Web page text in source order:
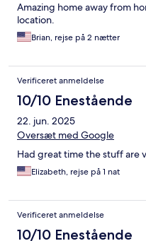
Amazing home away from
location.
Brian, rejse på 2 nætter
Verificeret anmeldelse
10/10 Enestående
22. jun. 2025
Oversæt med Google
Had great time the stuff are
Elizabeth, rejse på 1 nat
Verificeret anmeldelse
10/10 Enestående